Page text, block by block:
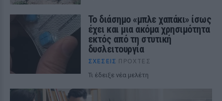
Το διάσημο «μπλε χαπάκι» ίσως
έχει και μια ακόμα χρησιμότητα
εκτός από τη στυτική
δυσλειτουργία
ΣΧΈΣΕΙΣ ΠΡΟΧΤΈΣ
Τι έδειξε νέα μελέτη